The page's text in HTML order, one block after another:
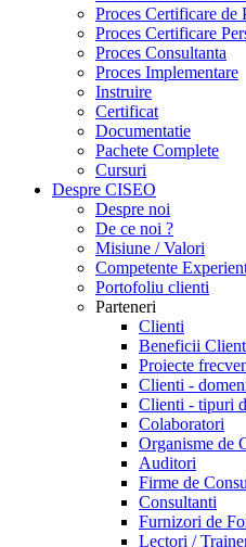
Proces Certificare de
Proces Certificare
Proces Consultanta
Proces Implementare
Instruire
Certificat
Documentatie
Pachete Complete
Cursuri
Despre CISEO
Despre noi
De ce noi ?
Misiune / Valori
Competente
Portofoliu clienti
Parteneri
Clienti
Beneficii
Proiecte
Clienti -
Clienti - tipuri
Colaboratori
Organisme de
Auditori
Firme de
Consultanti
Furnizori de
Lectori /